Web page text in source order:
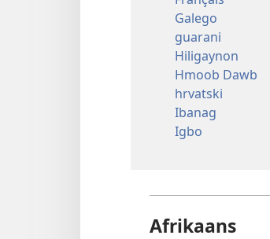
Galego
guarani
Hiligaynon
Hmoob Dawb
hrvatski
Ibanag
Igbo
Afrikaans